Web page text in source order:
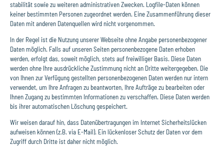
stabilität sowie zu weiteren administrativen Zwecken. Logfile-Daten können
keiner bestimmten Personen zugeordnet werden. Eine Zusammenführung dieser
Daten mit anderen Datenquellen wird nicht vorgenommen.
In der Regel ist die Nutzung unserer Webseite ohne Angabe personenbezogener
Daten möglich. Falls auf unseren Seiten personenbezogene Daten erhoben
werden, erfolgt das, soweit möglich, stets auf freiwilliger Basis. Diese Daten
werden ohne Ihre ausdrückliche Zustimmung nicht an Dritte weitergegeben. Die
von Ihnen zur Verfügung gestellten personenbezogenen Daten werden nur intern
verwendet, um Ihre Anfragen zu beantworten, Ihre Aufträge zu bearbeiten oder
Ihnen Zugang zu bestimmten Informationen zu verschaffen. Diese Daten werden
bis ihrer automatischen Löschung gespeichert.
Wir weisen darauf hin, dass Datenübertragungen im Internet Sicherheitslücken
aufweisen können (z.B. via E-Mail). Ein lückenloser Schutz der Daten vor dem
Zugriff durch Dritte ist daher nicht möglich.